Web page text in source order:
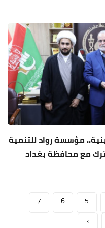
مؤسسة رواد للتنمية
مع محافظة بغداد
5
6
7
›